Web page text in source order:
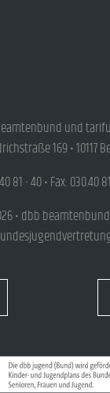
und
169 • 10117
81 - 40 • Fax: 030.40
• dbb